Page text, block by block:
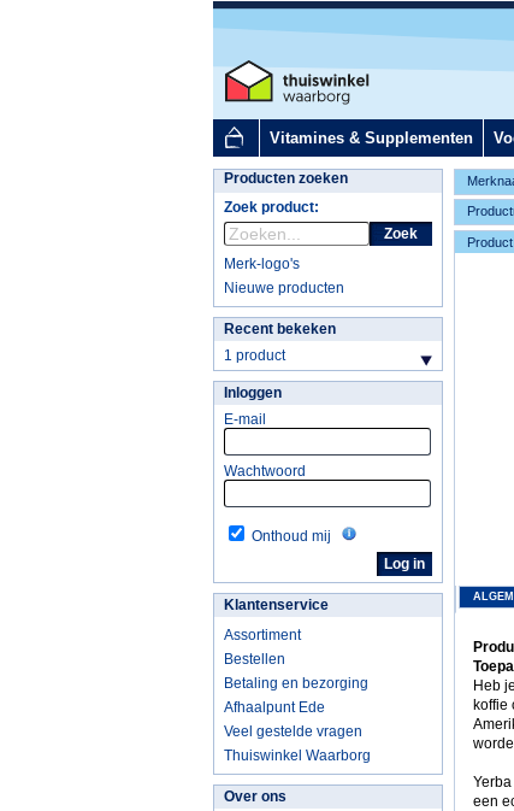
Vitamines & Supplementen
Producten zoeken
Zoek product:
Zoek
Merk-logo's
Nieuwe producten
Recent bekeken
1 product
Inloggen
E-mail
Wachtwoord
Onthoud mij
Klantenservice
Assortiment
Bestellen
Betaling en bezorging
Afhaalpunt Ede
Veel gestelde vragen
Thuiswinkel Waarborg
Over ons
Product:
Heb
koffie
een